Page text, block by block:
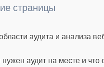
страницы
аудита и анализа
аудит на месте и что